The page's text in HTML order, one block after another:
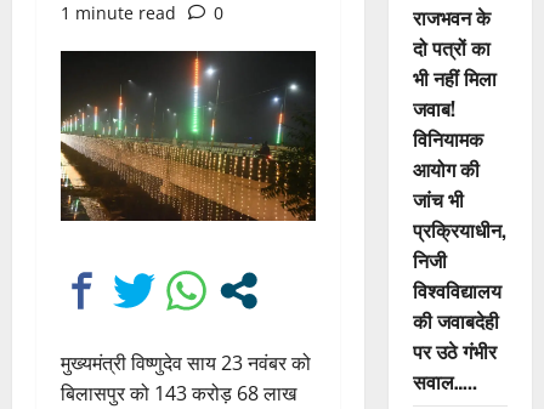
1 minute read
0
मुख्यमंत्री विष्णुदेव साय 23 नवंबर को
बिलासपुर को 143 करोड़ 68 लाख
राजभवन के
दो पत्रों का
भी नहीं मिला
जवाब!
विनियामक
आयोग की
जांच भी
प्रक्रियाधीन,
निजी
विश्वविद्यालय
की जवाबदेही
पर उठे गंभीर
सवाल…..